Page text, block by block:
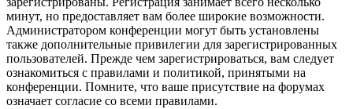
минут, но предоставляет вам более широкие возможности.
Администратором конференции могут быть установлены
также дополнительные привилегии для зарегистрированных
пользователей. Прежде чем зарегистрироваться, вам следует
ознакомиться с правилами и политикой, принятыми на
конференции. Помните, что ваше присутствие на форумах
означает согласие со всеми правилами.